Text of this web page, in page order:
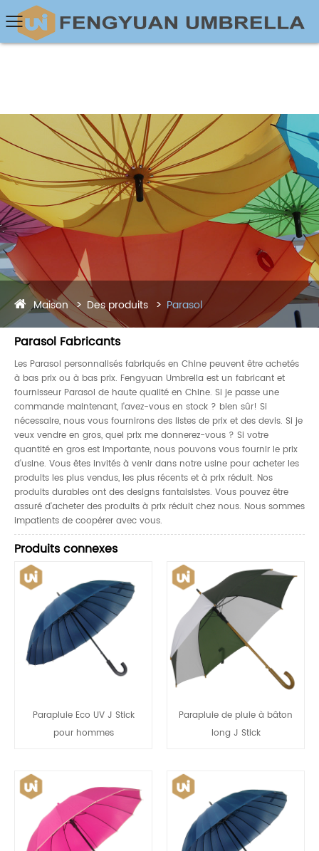
Maison Des produits Parasol
Parasol Fabricants
Les Parasol personnalisés fabriqués en Chine peuvent être achetés
à bas prix ou à bas prix. Fengyuan Umbrella est un fabricant et
fournisseur Parasol de haute qualité en Chine. Si je passe une
commande maintenant, l'avez-vous en stock ? bien sûr! Si
nécessaire, nous vous fournirons des listes de prix et des devis. Si je
veux vendre en gros, quel prix me donnerez-vous ? Si votre
quantité en gros est importante, nous pouvons vous fournir le prix
d'usine. Vous êtes invités à venir dans notre usine pour acheter les
produits les plus vendus, les plus récents et à prix réduit. Nos
produits durables ont des designs fantaisistes. Vous pouvez être
assuré d'acheter des produits à prix réduit chez nous. Nous sommes
impatients de coopérer avec vous.
Produits connexes
Parapluie Eco UV J Stick
pour hommes
Parapluie de pluie à bâton
long J Stick